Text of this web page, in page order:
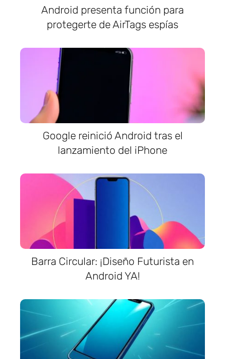
Android presenta función para
protegerte de AirTags espías
Google reinició Android tras el
lanzamiento del iPhone
Barra Circular: ¡Diseño Futurista en
Android YA!